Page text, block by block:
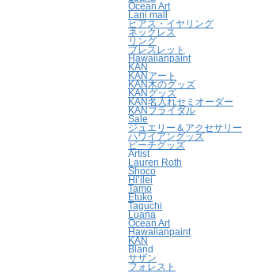
Ocean Art
Lani mall
ピアス・イヤリング
ネックレス
リング
ブレスレット
Hawaiianpaint
KAN
KANアート
KAN木のグッズ
KANグッズ
KAN名入れセミオーダー
KANブライダル
Sale
ジュエリー＆アクセサリー
ハワイアングッズ
ビーチグッズ
Artist
Lauren Roth
Shoco
Hi’ilei
Tamo
Etuko
Taguchi
Luana
Ocean Art
Hawaiianpaint
KAN
Bland
サザン
フォレスト